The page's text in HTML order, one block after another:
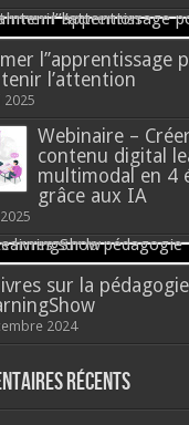
l’’apprentissage
l’attention
2025
Webinaire –
contenu digital
multimodal en 4
grâce aux IA
sur la pédagogie
2024
récents